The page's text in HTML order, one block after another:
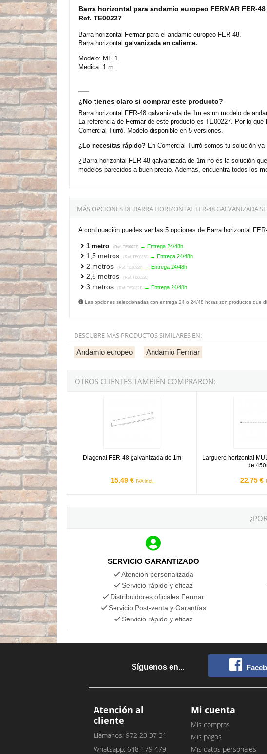
Barra horizontal para andamio europeo FERMAR FER-
Ref. TE00227
Barra horizontal Fermar para el andamio europeo FER-48.
Barra horizontal galvanizada en caliente.
Modelo: ME 1.
Medida: 1 m.
¿No tienes claro si comprar este producto?
Barra horizontal FER-48 galvanizada de 1m es un modelo de
La referencia de Fermar de este producto es TE00227. Por lo
Comercial Turró. Modelo disponible en 5 versiones.
¿Lo necesitas rápido? En Comercial Turró somos tu solución
¿Barra horizontal FER-48 galvanizada de 1m no es la solución
modelos parecidos a buen precio. Además, encuentra todos los
MÁS OPCIONES DE BARRA HORIZONTAL FER-48 GALVANIZADA
A continuación puedes ver las 5 opciones de Barra horizontal
1 metro (Ref. TE00227) → Entrega 24/48h
1,5 metros (Ref. TE00228) → Entrega 24/48h
2 metros (Ref. TE00229) → Entrega 24/48h
2,5 metros (Ref. TE00230)
3 metros (Ref. TE00231) → Entrega 24/48h
Las opciones seleccionadas con entrega 24 o 24/48 horas son productos que
DESCUBRE MÁS PRODUCTOS SIMILARES EN:
Andamio europeo Andamio Fermar
OTROS CLIENTES TAMBIÉN COMPRARON:
Diagonal FER-48 galvanizada de 1m
15,49 € IVA incl.
Larguero horizontal
de
22,75 €
SERVICIO GARANTIZADO
Atención personalizada
Servicio rápido y eficaz
Distribuidores oficiales Fermar
Servicio Post-venta y Garantías
Servicio rápido y eficaz
Síguenos en...
Atención al
cliente
Llámanos: 972 23 37 31
Whatsapp: 648 179 479
Mi cuenta
Mis compras
Mis pagos
Mis datos personales